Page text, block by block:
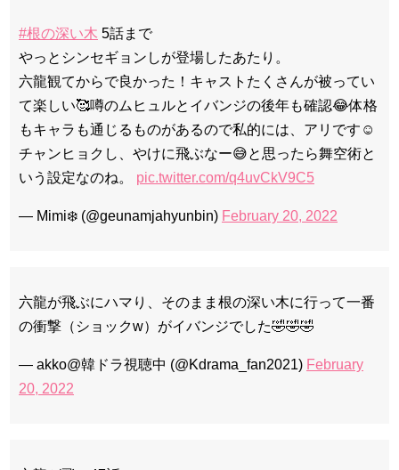
#根の深い木 5話まで
やっとシンセギョンしが登場したあたり。
六龍観てからで良かった！キャストたくさんが被ってい
て楽しい🥰噂のムヒュルとイバンジの後年も確認😂体格
もキャラも通じるものがあるので私的には、アリです☺️
チャンヒョクし、やけに飛ぶなー😅と思ったら舞空術と
いう設定なのね。 pic.twitter.com/q4uvCkV9C5
— Mimi❄️ (@geunamjahyunbin) February 20, 2022
六龍が飛ぶにハマり、そのまま根の深い木に行って一番
の衝撃（ショックw）がイバンジでした🤣🤣🤣
— akko@韓ドラ視聴中 (@Kdrama_fan2021) February
20, 2022